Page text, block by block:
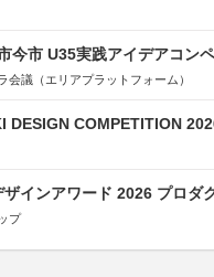
今市 U35実践アイデアコンペ
会議（エリアプラットフォーム）
DESIGN COMPETITION
ザインアワード 2026 プロダ
プ